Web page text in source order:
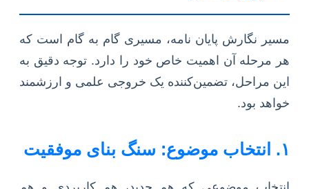
مسیر نگارش پایان نامه، مسیری گام به گام است که
هر مرحله آن اهمیت خاص خود را دارد. توجه دقیق به
این مراحل، تضمین‌کننده یک خروجی علمی و ارزشمند
خواهد بود.
۱. انتخاب موضوع: سنگ بنای موفقیت